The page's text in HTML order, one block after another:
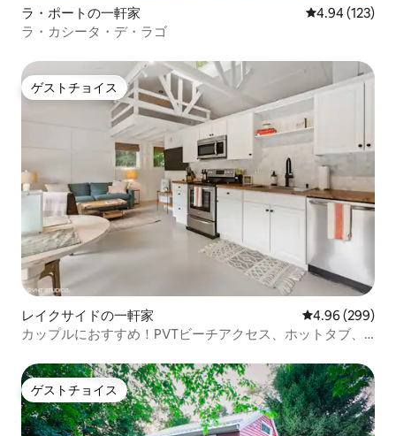
ラ・ポートの一軒家 レビュー123
4.94 (123)
ラ・カシータ・デ・ラゴ
ゲストチョイス
ゲストチョイス
レイクサイドの一軒家 レビュー299
4.96 (299)
カップルにおすすめ！PVTビーチアクセス、ホットタブ、
ゲストチョイス
ゲストチョイス